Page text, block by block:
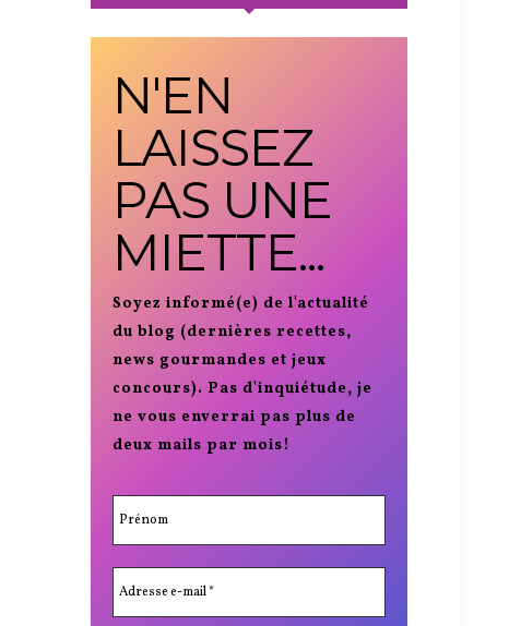
N'EN
LAISSEZ
PAS UNE
MIETTE...
Soyez informé(e) de l'actualité
du blog (dernières recettes,
news gourmandes et jeux
concours). Pas d'inquiétude, je
ne vous enverrai pas plus de
deux mails par mois!